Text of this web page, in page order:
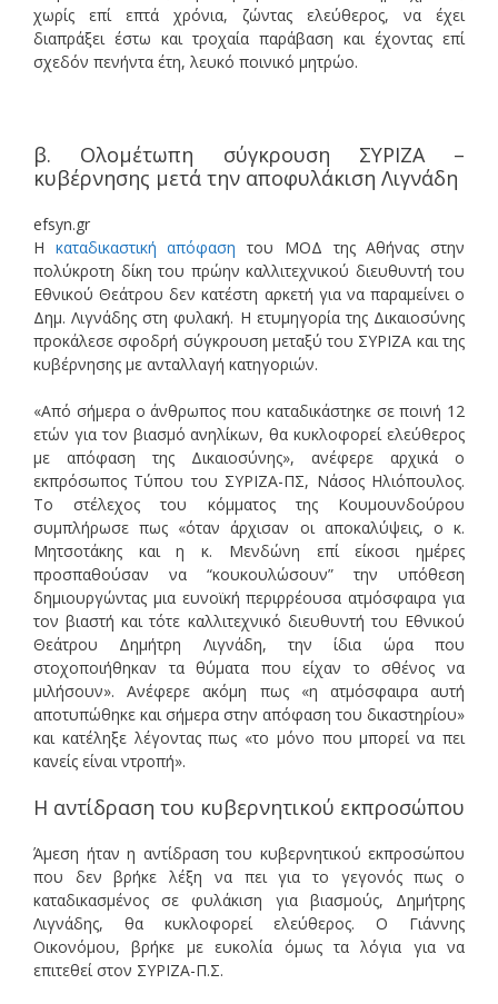
χωρίς επί επτά χρόνια, ζώντας ελεύθερος, να έχει
διαπράξει έστω και τροχαία παράβαση και έχοντας επί
σχεδόν πενήντα έτη, λευκό ποινικό μητρώο.
β. Ολομέτωπη σύγκρουση ΣΥΡΙΖΑ –
κυβέρνησης μετά την αποφυλάκιση Λιγνάδη
efsyn.gr
Η καταδικαστική απόφαση του ΜΟΔ της Αθήνας στην
πολύκροτη δίκη του πρώην καλλιτεχνικού διευθυντή του
Εθνικού Θεάτρου δεν κατέστη αρκετή για να παραμείνει ο
Δημ. Λιγνάδης στη φυλακή. Η ετυμηγορία της Δικαιοσύνης
προκάλεσε σφοδρή σύγκρουση μεταξύ του ΣΥΡΙΖΑ και της
κυβέρνησης με ανταλλαγή κατηγοριών.
«Από σήμερα ο άνθρωπος που καταδικάστηκε σε ποινή 12
ετών για τον βιασμό ανηλίκων, θα κυκλοφορεί ελεύθερος
με απόφαση της Δικαιοσύνης», ανέφερε αρχικά ο
εκπρόσωπος Τύπου του ΣΥΡΙΖΑ-ΠΣ, Νάσος Ηλιόπουλος.
Το στέλεχος του κόμματος της Κουμουνδούρου
συμπλήρωσε πως «όταν άρχισαν οι αποκαλύψεις, ο κ.
Μητσοτάκης και η κ. Μενδώνη επί είκοσι ημέρες
προσπαθούσαν να “κουκουλώσουν” την υπόθεση
δημιουργώντας μια ευνοϊκή περιρρέουσα ατμόσφαιρα για
τον βιαστή και τότε καλλιτεχνικό διευθυντή του Εθνικού
Θεάτρου Δημήτρη Λιγνάδη, την ίδια ώρα που
στοχοποιήθηκαν τα θύματα που είχαν το σθένος να
μιλήσουν». Ανέφερε ακόμη πως «η ατμόσφαιρα αυτή
αποτυπώθηκε και σήμερα στην απόφαση του δικαστηρίου»
και κατέληξε λέγοντας πως «το μόνο που μπορεί να πει
κανείς είναι ντροπή».
Η αντίδραση του κυβερνητικού εκπροσώπου
Άμεση ήταν η αντίδραση του κυβερνητικού εκπροσώπου
που δεν βρήκε λέξη να πει για το γεγονός πως ο
καταδικασμένος σε φυλάκιση για βιασμούς, Δημήτρης
Λιγνάδης, θα κυκλοφορεί ελεύθερος. Ο Γιάννης
Οικονόμου, βρήκε με ευκολία όμως τα λόγια για να
επιτεθεί στον ΣΥΡΙΖΑ-Π.Σ.